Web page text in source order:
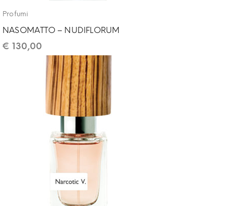
Profumi
NASOMATTO – NUDIFLORUM
€ 130,00